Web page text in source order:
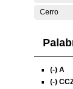
Cerro
(-) A
(-)